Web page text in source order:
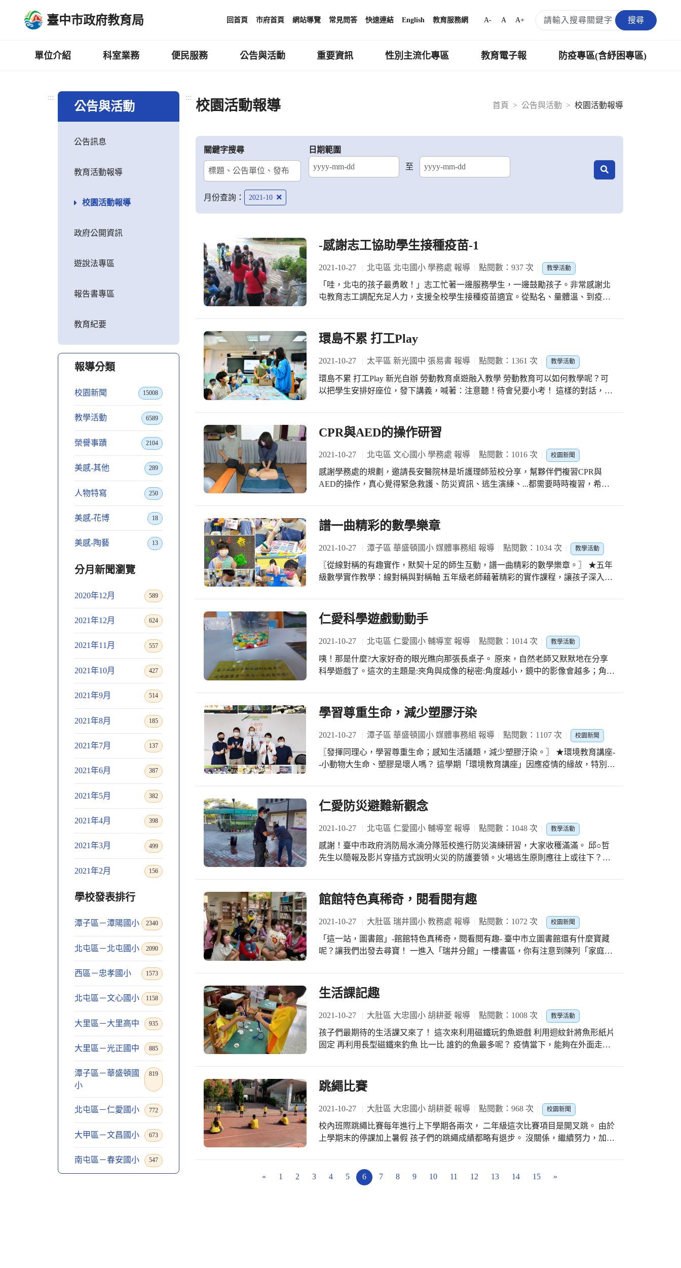
臺中市政府教育局 回首頁 市府首頁 網站導覽 常見問答 快速連結 English 教育服務網 A- A A+ 搜尋
單位介紹 科室業務 便民服務 公告與活動 重要資訊 性別主流化專區 教育電子報 防疫專區(含紓困專區)
:::
公告與活動
公告訊息
教育活動報導
校園活動報導
政府公開資訊
遊說法專區
報告書專區
教育紀要
報導分類
校園新聞 15008
教學活動 6589
榮譽事蹟 2104
美感-其他 289
人物特寫 250
美感-花博 18
美感-陶藝 13
分月新聞瀏覽
2020年12月 589
2021年12月 624
2021年11月 557
2021年10月 427
2021年9月 514
2021年8月 185
2021年7月 137
2021年6月 387
2021年5月 382
2021年4月 398
2021年3月 499
2021年2月 156
學校發表排行
潭子區－潭陽國小 2340
北屯區－北屯國小 2090
西區－忠孝國小 1573
北屯區－文心國小 1158
大里區－大里高中 935
大里區－光正國中 885
潭子區－華盛頓國
小
819
北屯區－仁愛國小 772
大甲區－文昌國小 673
南屯區－春安國小 547
:::
首頁
公告與活動 校園活動報導
校園活動報導
關鍵字搜尋
日期範圍
至
結束日期
月份查詢： 2021-10
-感謝志工協助學生接種疫苗-1
2021-10-27 北屯區 北屯國小 學務處 報導 點閱數：937 次 教學活動
「哇，北屯的孩子最勇敢！」志工忙著一邊服務學生，一邊鼓勵孩子。非常感謝北
屯教育志工調配充足人力，支援全校學生接種疫苗適宜。從點名、量體溫、到疫苗
環島不累 打工Play
2021-10-27 太平區 新光國中 張易書 報導 點閱數：1361 次 教學活動
環島不累 打工Play 新光自辦 勞動教育桌遊融入教學 勞動教育可以如何教學呢？可
以把學生安排好座位，發下講義，喊著：注意聽！待會兒要小考！ 這樣的對話，是
子聽，接著就是從實際的操作中，情境卡的抽取，獲得相關的勞動知識，「颱風公
告停班時，老闆要依規定讓員工放假」、「太棒了！抽中員工平日加班老闆要給加
班費」、「YA！打工換宿，獲得技能！」。 一節短短的課程中，孩子不用去死被
勞動知識，而是透過桌遊的形式，讓同組的孩子去討論、去評估每一種情境，「就
業中心好事卡」、「打工點運氣卡」分別設了多種情境，讓參與的孩子熱烈歡呼、
懊惱慘叫、點頭搗蒜的開心……，這樣桌球形式的勞動教育不枯燥，讓學生更投
CPR與AED的操作研習
2021-10-27 北屯區 文心國小 學務處 報導 點閱數：1016 次 校園新聞
感謝學務處的規劃，邀請長安醫院林是圻護理師蒞校分享，幫夥伴們複習CPR與
AED的操作，真心覺得緊急救護、防災資訊、逃生演練、...都需要時時複習，希望
譜一曲精彩的數學樂章
2021-10-27 潭子區 華盛頓國小 媒體事務組 報導 點閱數：1034 次 教學活動
〖從線對稱的有趣實作，默契十足的師生互動，譜一曲精彩的數學樂章。〗 ★五年
級數學實作教學：線對稱與對稱軸 五年級老師藉著精彩的實作課程，讓孩子深入了
色紙、仿作描繪，依線條剪下打開，體驗幾何對稱在剪紙藝術上的應用，藉著作品
分享，再次統整「線對稱」概念。 縝密的課程設計，在師生極具默契的互動間流暢
呈現，宛如悠揚輕快的節奏，共同譜出精彩的數學樂章。
仁愛科學遊戲動動手
2021-10-27 北屯區 仁愛國小 輔導室 報導 點閱數：1014 次 教學活動
咦！那是什麼?大家好奇的眼光瞧向那張長桌子。 原來，自然老師又默默地在分享
科學遊戲了。這次的主題是:夾角與成像的秘密:角度越小，鏡中的影像會越多；角度
知道答案囉!順道告訴你個小秘密，你也可以帶色紙來，宛伶老師還會教您如何摺出
24面體喔! 宛伶老師與許主任對話時表示:日常生活中有許多好玩的科學遊戲，可以
讓學生從遊戲中自然去發現其奧妙的科學原理，設法提供學生動手機會比老師上課
動口說更有效果，譬如用色紙摺出24面體，好玩又容易，你會做嗎?如果不會，那就
來做做看。加油!
學習尊重生命，減少塑膠汙染
2021-10-27 潭子區 華盛頓國小 媒體事務組 報導 點閱數：1107 次 校園新聞
〖發揮同理心，學習尊重生命；感知生活議題，減少塑膠汙染。〗 ★環境教育講座-
-小動物大生命、塑膠是壞人嗎？ 這學期「環境教育講座」因應疫情的緣故，特別以
護動物就是尊重生命！ 三、四年級則是邀請何政輝講師，從「塑膠是壞人嗎？」問
題出發，帶著孩子們透過線上問答的方式，討論生活中常見的議題，了解資源回收
分類的重要性，同時也要減少使用一次性的商品，面對嚴重塑膠危機，希望每個人
境的概念，一點一滴深入孩子的心底。
仁愛防災避難新觀念
2021-10-27 北屯區 仁愛國小 輔導室 報導 點閱數：1048 次 教學活動
感謝！臺中市政府消防局水湳分隊蒞校進行防災演練研習，大家收穫滿滿。 邱○哲
先生以簡報及影片穿插方式說明火災的防護要領。火場逃生原則應往上或往下？房
導大家:滅火要領及使用消防栓。老師提著滅火器在「拉、瞄、壓、掃」口訣中輪流
體驗噴霧滅火及練習控制消防栓噴水滅火，讓大家對「小火快跑、濃煙關門」下深
刻印象。 總務王主任體驗後表示:高雄城中城慘痛事實殷鑑不遠，感謝水湳分隊兩位
大帥哥蒞校義務分享防災避難新觀念，相信防災研習在這樣的交流互動中，將有助
於教師在教學時自然融入課程中，讓學生體會水火無情及如何自救啊！
館館特色真稀奇，閱看閱有趣
2021-10-27 大肚區 瑞井國小 教務處 報導 點閱數：1072 次 校園新聞
「這一站，圖書館」-館館特色真稀奇，閱看閱有趣- 臺中市立圖書館還有什麼寶藏
呢？讓我們出發去尋寶！ 一進入「瑞井分館」一樓書區，你有注意到陳列「家庭手
自然文史特色品牌。 本校在10/20~10/26安排全校各班走訪「大肚山上的秘密閱讀花
園」~瑞井分館。這次的主題活動正是臺中市立圖書館的「館藏特色」介紹。 除了
介紹瑞井分館外，館員阿姨展示了各分館館章圖樣，讓大家猜猜鄰近的分館特色。
觀察力敏銳的小朋友馬上能聯想到，例如:「大肚分館」是「親職教育」特色館藏，
提供家長豐富且多元的親職教育資訊；「清水分館」特別成立【兒童益智推理專
區】來培養學童的推理能力、體驗獨特閱讀樂趣。而鐵道在烏日區，具有時代變遷
別喜好或主題需求的讀者，可以多加善用喔！除此之外，還想知道全臺中44所圖書
尋寶！若有機會拜訪各市立圖書館，記得每到不同分館，都可以蒐集分館館章蓋印
留作紀念喔！ #感謝各班導師全力協助閱讀教育推動 #感謝瑞井分館館員熱情介紹 #
館校合作-圖書館利用教育
生活課記趣
2021-10-27 大肚區 大忠國小 胡耕菱 報導 點閱數：1008 次 教學活動
孩子們最期待的生活課又來了！ 這次來利用磁鐵玩釣魚遊戲 利用迴紋針將魚形紙片
固定 再利用長型磁鐵來釣魚 比一比 誰釣的魚最多呢？ 疫情當下，能夠在外面走
跳繩比賽
2021-10-27 大肚區 大忠國小 胡耕菱 報導 點閱數：968 次 校園新聞
校內班際跳繩比賽每年進行上下學期各兩次， 二年級這次比賽項目是開叉跳。 由於
上學期末的停課加上暑假 孩子們的跳繩成績都略有退步。 沒關係，繼續努力，加
« 1 2 3 4 5 6 7 8 9 10 11 12 13 14 15 »